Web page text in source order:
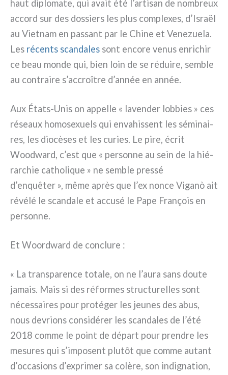
haut diplo­ma­te, qui avait été l’artisan de nom­breux
accord sur des dos­siers les plus com­ple­xes, d’Israël
au Vietnam en pas­sant par le Chine et Venezuela.
Les récen­ts scan­da­les sont enco­re venus enri­chir
ce beau mon­de qui, bien loin de se rédui­re, sem­ble
au con­trai­re s’accroître d’année en année.
Aux États-Unis on appel­le « laven­der lob­bies » ces
réseaux homo­se­xuels qui enva­his­sent les sémi­nai­
res, les dio­cè­ses et les curies. Le pire, écrit
Woodward, c’est que « per­son­ne au sein de la hié­
rar­chie catho­li­que » ne sem­ble pres­sé
d’enquêter », même après que l’ex non­ce Viganò ait
révé­lé le scan­da­le et accu­sé le Pape François en
per­son­ne.
Et Woordward de con­clu­re :
« La trans­pa­ren­ce tota­le, on ne l’aura sans dou­te
jamais. Mais si des réfor­mes struc­tu­rel­les sont
néces­sai­res pour pro­té­ger les jeu­nes des abus,
nous devrions con­si­dé­rer les scan­da­les de l’été
2018 com­me le point de départ pour pren­dre les
mesu­res qui s’imposent plu­tôt que com­me autant
d’occasions d’exprimer sa colè­re, son indi­gna­tion,